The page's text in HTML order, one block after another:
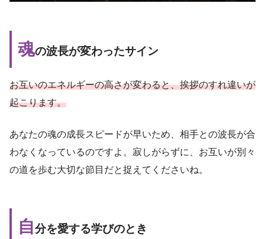
魂の波長が変わったサイン
お互いのエネルギーの高さが変わると、挨拶のすれ違いが
起こります。
あなたの魂の成長スピードが早いため、相手との波長が合
わなくなっているのですよ。寂しがらずに、お互いが別々
の道を歩む大切な節目だと捉えてくださいね。
自分を愛する学びのとき